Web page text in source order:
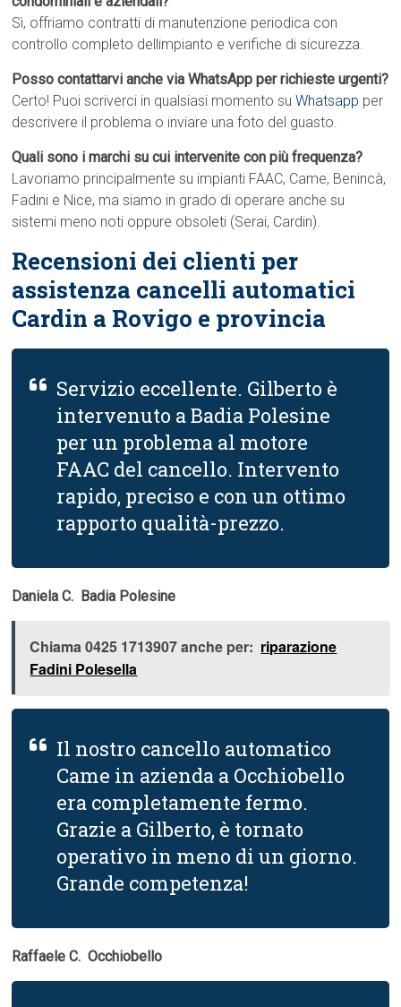
Sì, offriamo contratti di manutenzione periodica con
controllo completo dellimpianto e verifiche di sicurezza.
Posso contattarvi anche via WhatsApp per richieste urgenti?
Certo! Puoi scriverci in qualsiasi momento suWhatsapp per
descrivere il problema o inviare una foto del guasto.
Quali sono i marchi su cui intervenite con più frequenza?
Lavoriamo principalmente su impianti FAAC, Came, Benincà,
Fadini e Nice, ma siamo in grado di operare anche su
sistemi meno noti oppure obsoleti (Serai, Cardin).
Recensioni dei clienti per
assistenza cancelli automatici
Cardin a Rovigo e provincia
Servizio eccellente. Gilberto è
intervenuto a Badia Polesine
per un problema al motore
FAAC del cancello. Intervento
rapido, preciso e con un ottimo
rapporto qualità-prezzo.
Daniela C.  Badia Polesine
Chiama 0425 1713907 anche per: riparazione
Fadini Polesella
Il nostro cancello automatico
Came in azienda a Occhiobello
era completamente fermo.
Grazie a Gilberto, è tornato
operativo in meno di un giorno.
Grande competenza!
Raffaele C.  Occhiobello